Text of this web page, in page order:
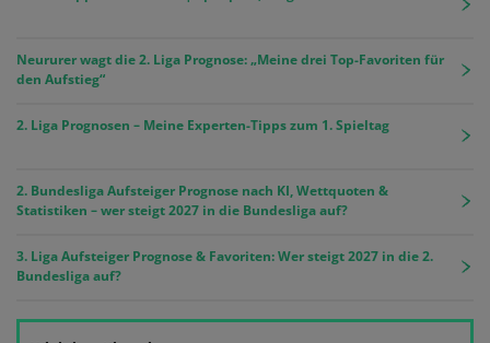
Neururer wagt die 2. Liga Prognose: „Meine drei Top-Favoriten für
den Aufstieg“
2. Liga Prognosen – Meine Experten-Tipps zum 1. Spieltag
2. Bundesliga Aufsteiger Prognose nach KI, Wettquoten &
Statistiken – wer steigt 2027 in die Bundesliga auf?
3. Liga Aufsteiger Prognose & Favoriten: Wer steigt 2027 in die 2.
Bundesliga auf?